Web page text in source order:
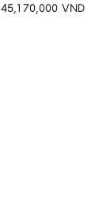
45,170,000 VND